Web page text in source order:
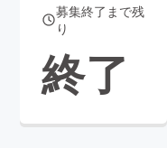
募集終了まで残
り
終了